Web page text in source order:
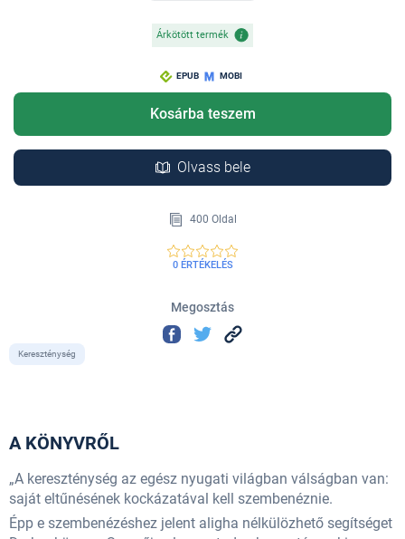
Árkötött termék
EPUB MOBI
Kosárba teszem
Olvass bele
400 Oldal
0 ÉRTÉKELÉS
Megosztás
Kereszténység
A KÖNYVRŐL
„A kereszténység az egész nyugati világban válságban van:
saját eltűnésének kockázatával kell szembenéznie.
Épp e szembenézéshez jelent aligha nélkülözhető segítséget